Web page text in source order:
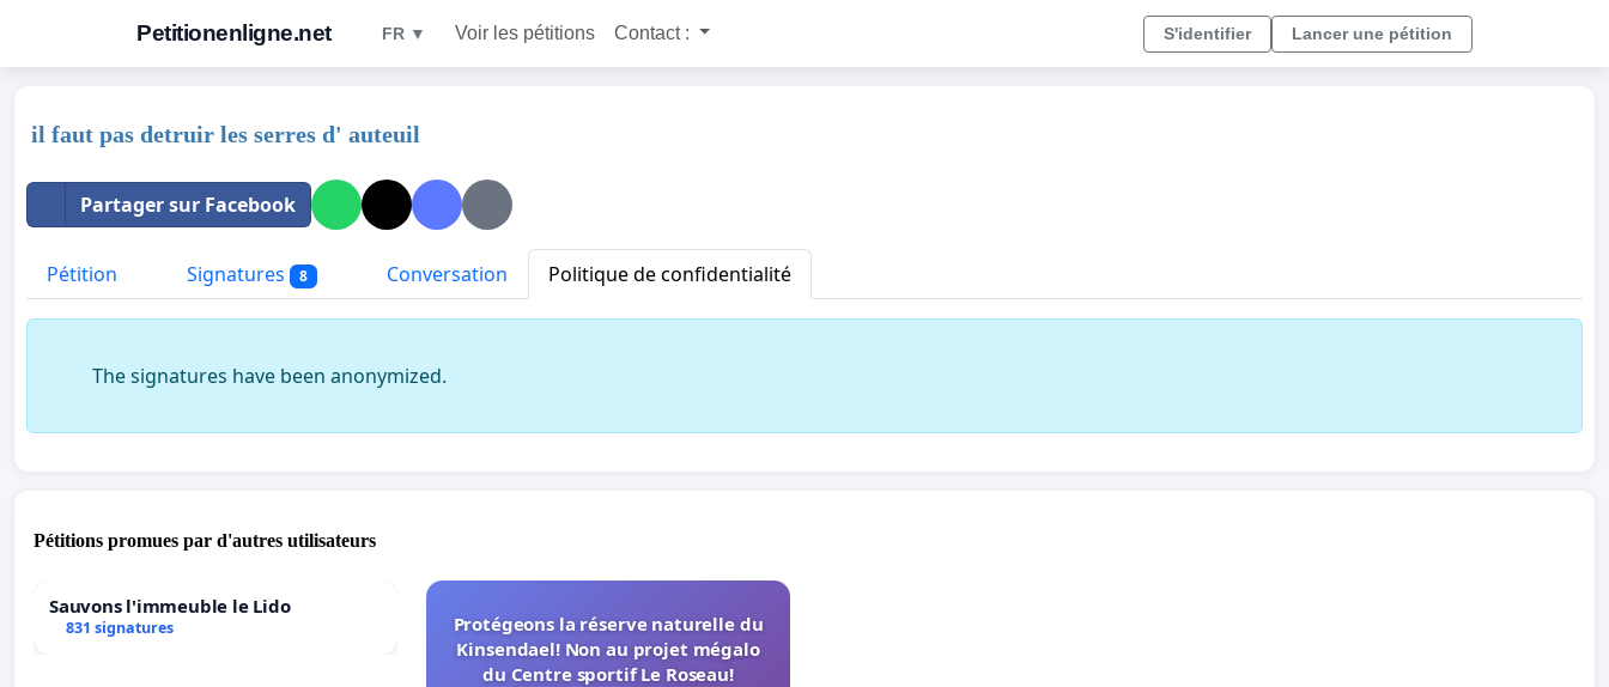
Petitionenligne.net FR ▼ Voir les pétitions Contact : S'identifier Lancer une pétition
il faut pas detruir les serres d' auteuil
Partager sur Facebook
Pétition Signatures 8 Conversation Politique de confidentialité
The signatures have been anonymized.
Pétitions promues par d'autres utilisateurs
Sauvons l'immeuble le Lido
831 signatures
Protégeons la réserve naturelle du
Kinsendael! Non au projet mégalo
du Centre sportif Le Roseau!